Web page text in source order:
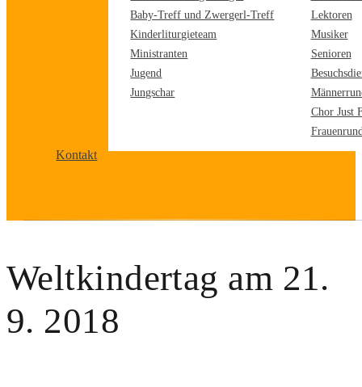
Baby-Treff und Zwergerl-Treff
Kinderliturgieteam
Ministranten
Jugend
Jungschar
Lektoren
Musiker
Senioren
Chor Just
Kontakt
Weltkindertag am 21.
9. 2018